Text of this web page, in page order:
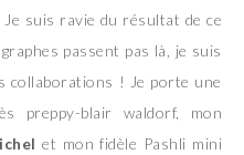
suis ravie du résultat de ce
passent pas là, je suis
collaborations ! Je porte une
preppy-blair waldorf, mon
et mon fidèle Pashli mini